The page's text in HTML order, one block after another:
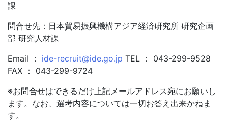
課
問合せ先：日本貿易振興機構アジア経済研究所 研究企画
部 研究人材課
Email ： ide-recruit@ide.go.jp TEL ： 043-299-9528
FAX ： 043-299-9724
※お問合せはできるだけ上記メールアドレス宛にお願いし
ます。なお、選考内容については一切お答え出来かねま
す。